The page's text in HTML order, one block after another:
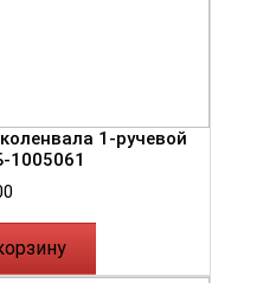
1-ручевой
1005061